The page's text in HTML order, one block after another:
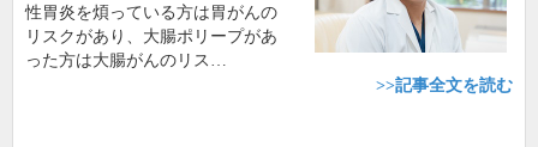
性胃炎を煩っている方は胃がんの
リスクがあり、大腸ポリープがあ
った方は大腸がんのリス…
>>記事全文を読む